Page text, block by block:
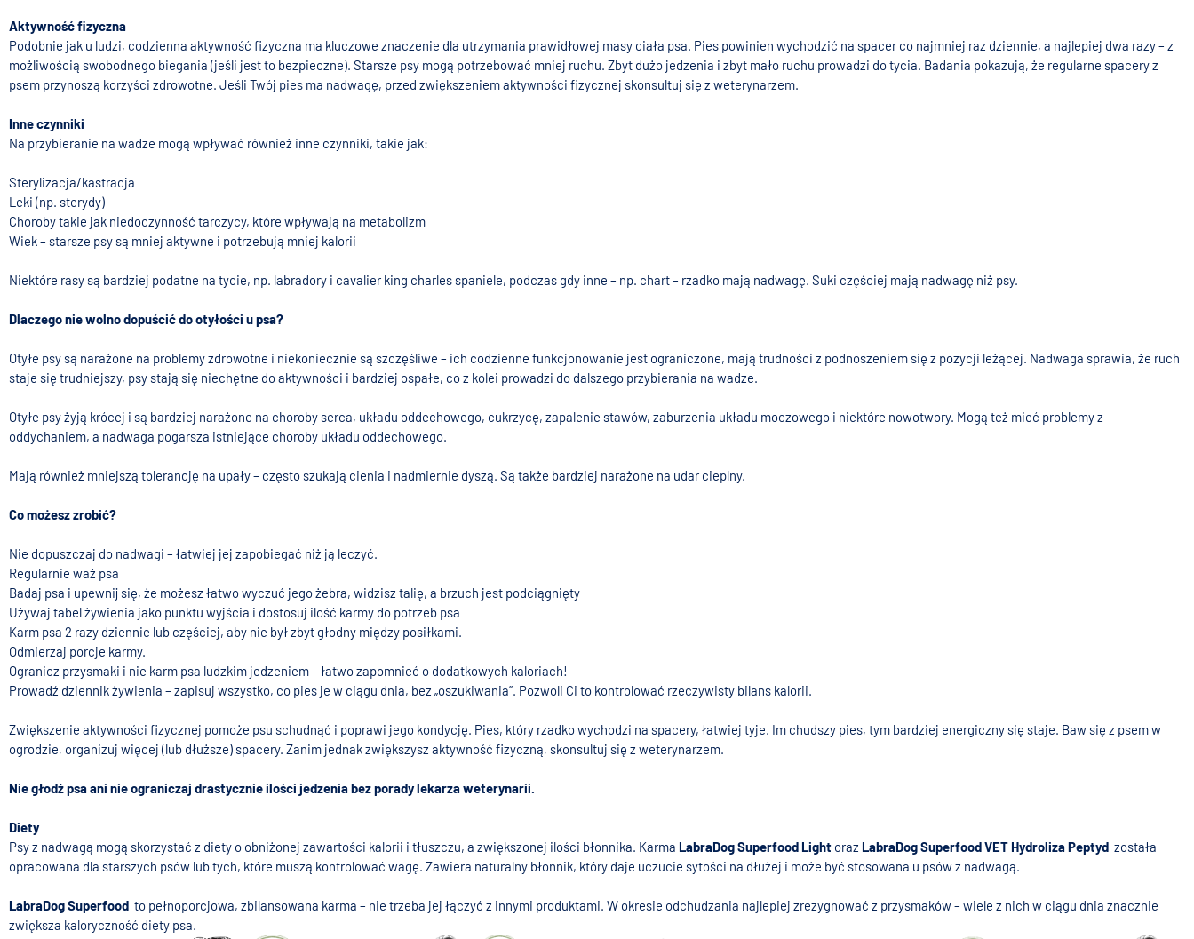
Aktywność fizyczna
Podobnie jak u ludzi, codzienna aktywność fizyczna ma kluczowe znaczenie dla utrzymania prawidłowej masy ciała psa. Pies powinien wychodzić na spacer co najmniej raz dziennie, a najlepiej dwa razy – z
możliwością swobodnego biegania (jeśli jest to bezpieczne). Starsze psy mogą potrzebować mniej ruchu. Zbyt dużo jedzenia i zbyt mało ruchu prowadzi do tycia. Badania pokazują, że regularne spacery z
psem przynoszą korzyści zdrowotne. Jeśli Twój pies ma nadwagę, przed zwiększeniem aktywności fizycznej skonsultuj się z weterynarzem.
Inne czynniki
Na przybieranie na wadze mogą wpływać również inne czynniki, takie jak:
Sterylizacja/kastracja
Leki (np. sterydy)
Choroby takie jak niedoczynność tarczycy, które wpływają na metabolizm
Wiek – starsze psy są mniej aktywne i potrzebują mniej kalorii
Niektóre rasy są bardziej podatne na tycie, np. labradory i cavalier king charles spaniele, podczas gdy inne – np. chart – rzadko mają nadwagę. Suki częściej mają nadwagę niż psy.
Dlaczego nie wolno dopuścić do otyłości u psa?
Otyłe psy są narażone na problemy zdrowotne i niekoniecznie są szczęśliwe – ich codzienne funkcjonowanie jest ograniczone, mają trudności z podnoszeniem się z pozycji leżącej. Nadwaga sprawia, że ruch
staje się trudniejszy, psy stają się niechętne do aktywności i bardziej ospałe, co z kolei prowadzi do dalszego przybierania na wadze.
Otyłe psy żyją krócej i są bardziej narażone na choroby serca, układu oddechowego, cukrzycę, zapalenie stawów, zaburzenia układu moczowego i niektóre nowotwory. Mogą też mieć problemy z
oddychaniem, a nadwaga pogarsza istniejące choroby układu oddechowego.
Mają również mniejszą tolerancję na upały – często szukają cienia i nadmiernie dyszą. Są także bardziej narażone na udar cieplny.
Co możesz zrobić?
Nie dopuszczaj do nadwagi – łatwiej jej zapobiegać niż ją leczyć.
Regularnie waż psa
Badaj psa i upewnij się, że możesz łatwo wyczuć jego żebra, widzisz talię, a brzuch jest podciągnięty
Używaj tabel żywienia jako punktu wyjścia i dostosuj ilość karmy do potrzeb psa
Karm psa 2 razy dziennie lub częściej, aby nie był zbyt głodny między posiłkami.
Odmierzaj porcje karmy.
Ogranicz przysmaki i nie karm psa ludzkim jedzeniem – łatwo zapomnieć o dodatkowych kaloriach!
Prowadź dziennik żywienia – zapisuj wszystko, co pies je w ciągu dnia, bez „oszukiwania”. Pozwoli Ci to kontrolować rzeczywisty bilans kalorii.
Zwiększenie aktywności fizycznej pomoże psu schudnąć i poprawi jego kondycję. Pies, który rzadko wychodzi na spacery, łatwiej tyje. Im chudszy pies, tym bardziej energiczny się staje. Baw się z psem w
ogrodzie, organizuj więcej (lub dłuższe) spacery. Zanim jednak zwiększysz aktywność fizyczną, skonsultuj się z weterynarzem.
Nie głodź psa ani nie ograniczaj drastycznie ilości jedzenia bez porady lekarza weterynarii.
Diety
Psy z nadwagą mogą skorzystać z diety o obniżonej zawartości kalorii i tłuszczu, a zwiększonej ilości błonnika. Karma LabraDog Superfood Light oraz LabraDog Superfood VET Hydroliza Peptyd została
opracowana dla starszych psów lub tych, które muszą kontrolować wagę. Zawiera naturalny błonnik, który daje uczucie sytości na dłużej i może być stosowana u psów z nadwagą.
LabraDog Superfood to pełnoporcjowa, zbilansowana karma – nie trzeba jej łączyć z innymi produktami. W okresie odchudzania najlepiej zrezygnować z przysmaków – wiele z nich w ciągu dnia znacznie
zwiększa kaloryczność diety psa.